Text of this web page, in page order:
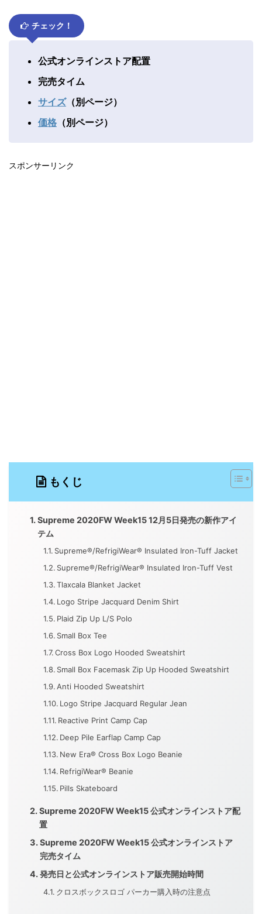
チェック！
公式オンラインストア配置
完売タイム
サイズ（別ページ）
価格 （別ページ）
スポンサーリンク
もくじ
Supreme 2020FW Week15 12月5日発売の新作アイ
テム
Supreme®/RefrigiWear® Insulated Iron-Tuff Jacket
Supreme®/RefrigiWear® Insulated Iron-Tuff Vest
Tlaxcala Blanket Jacket
Logo Stripe Jacquard Denim Shirt
Plaid Zip Up L/S Polo
Small Box Tee
Cross Box Logo Hooded Sweatshirt
Small Box Facemask Zip Up Hooded Sweatshirt
Anti Hooded Sweatshirt
Logo Stripe Jacquard Regular Jean
Reactive Print Camp Cap
Deep Pile Earflap Camp Cap
New Era® Cross Box Logo Beanie
RefrigiWear® Beanie
Pills Skateboard
Supreme 2020FW Week15 公式オンラインストア配
置
Supreme 2020FW Week15 公式オンラインストア
完売タイム
発売日と公式オンラインストア販売開始時間
クロスボックスロゴ パーカー購入時の注意点